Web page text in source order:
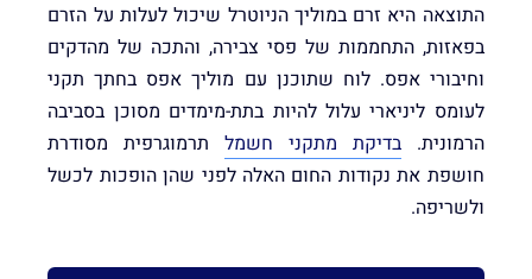
התוצאה היא זרם במוליך הניוטרל שיכול לעלות על הזרם
בפאזות, התחממות של פסי צבירה, והתכה של מהדקים
וחיבורי אפס. לוח שתוכנן עם מוליך אפס בחתך תקני
לעומס ליניארי עלול להיות בתת-מימדים מסוכן בסביבה
הרמונית.בדיקת מתקני חשמלתרמוגרפית מסודרת
חושפת את נקודות החום האלה לפני שהן הופכות לכשל
ולשריפה.